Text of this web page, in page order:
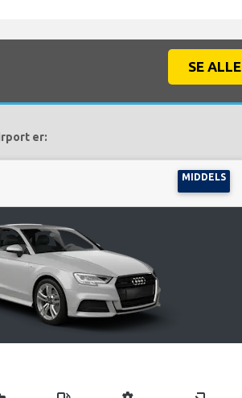
SE ALLE
er:
MIDDELS